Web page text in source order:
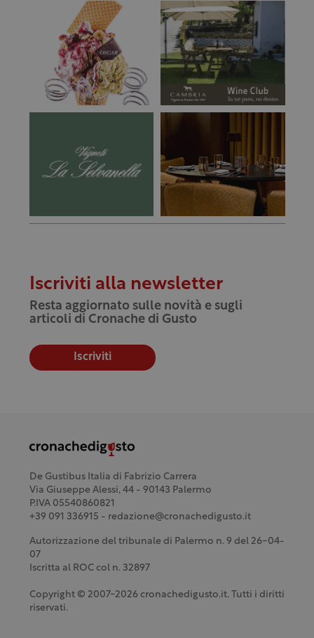
Iscriviti alla newsletter
Resta aggiornato sulle novità e sugli
articoli di Cronache di Gusto
Iscriviti
De Gustibus Italia di Fabrizio Carrera
Via Giuseppe Alessi, 44 - 90143 Palermo
P.IVA 05540860821
+39 091 336915 - redazione@cronachedigusto.it
Autorizzazione del tribunale di Palermo n. 9 del 26-04-
07
Iscritta al ROC col n. 32897
Copyright © 2007-2026 cronachedigusto.it. Tutti i diritti
riservati.